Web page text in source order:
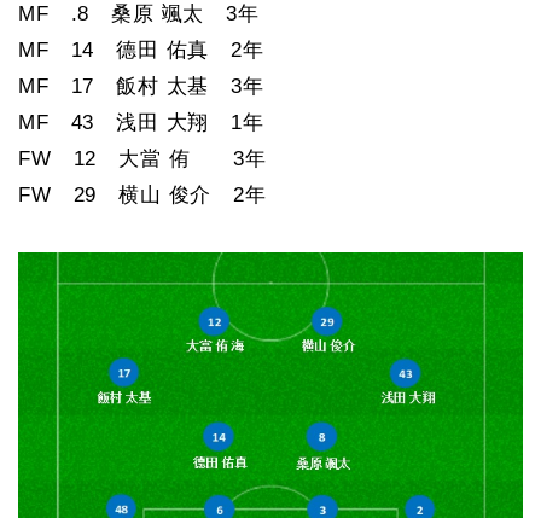
MF .8 桑原 颯太 3年
MF 14 德田 佑真 2年
MF 17 飯村 太基 3年
MF 43 浅田 大翔 1年
FW 12 大當 侑 3年
FW 29 横山 俊介 2年